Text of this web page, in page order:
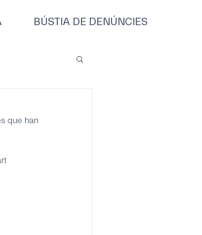
BÚSTIA DE DENÚNCIES
que han